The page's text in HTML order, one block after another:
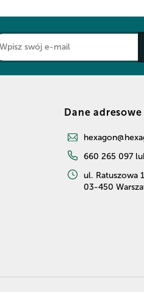
Dane adresowe
660 265 097
ul. Ratuszowa
03-450